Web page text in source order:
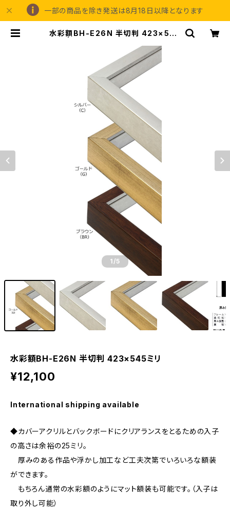
一部の商品を除き発送は8月18日以降となります
水彩額BH-E26N 半切判 423×545
1 /5
水彩額BH-E26N 半切判 423×545ミリ
¥12,100
International shipping available
◆カバーアクリルとバックボードにクリアランスをとるための入子
の高さは余裕の25ミリ。
厚みのある作品や浮かし加工など工夫次第でいろいろな額装
ができます。
もちろん通常の水彩額のようにマット額装も可能です。（入子は
取り外し可能）